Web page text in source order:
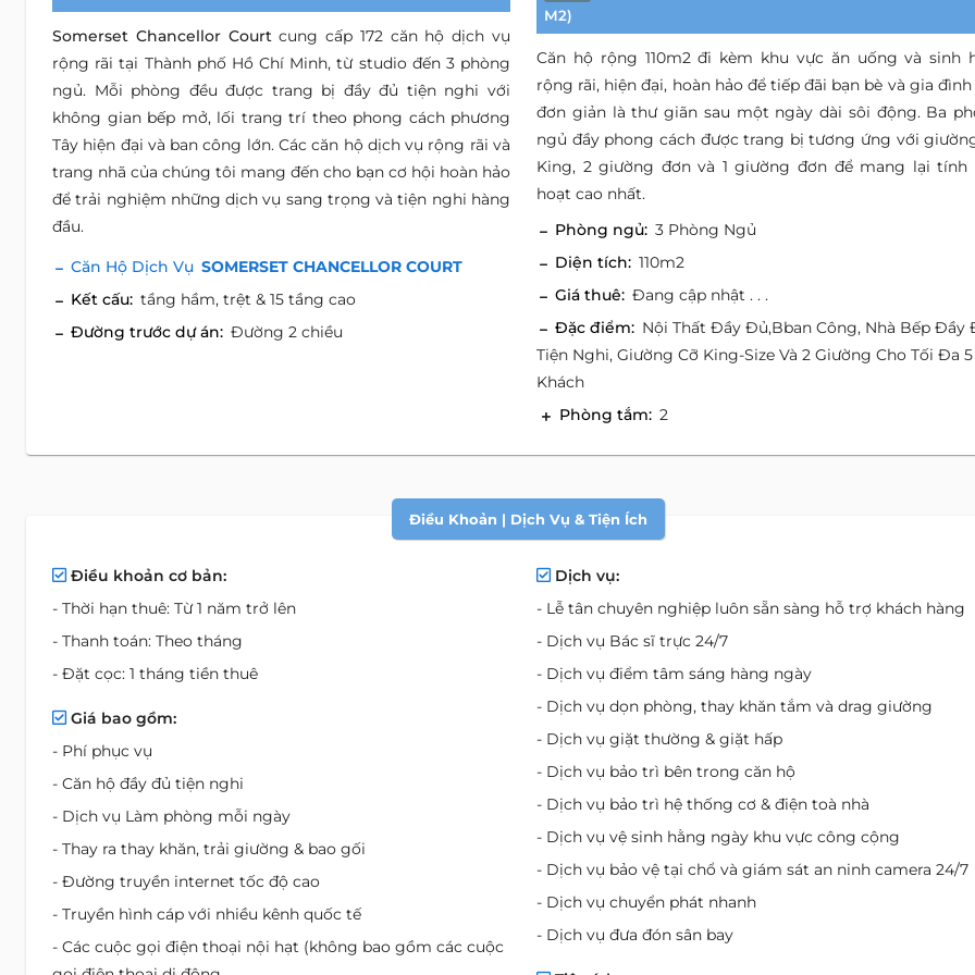
Somerset Chancellor Courtcung cấp 172 căn hộ dịch vụ
rộng rãi tại Thành phố Hồ Chí Minh, từ studio đến 3 phòng
ngủ. Mỗi phòng đều được trang bị đầy đủ tiện nghi với
không gian bếp mở, lối trang trí theo phong cách phương
Tây hiện đại và ban công lớn. Các căn hộ dịch vụ rộng rãi và
trang nhã của chúng tôi mang đến cho bạn cơ hội hoàn hảo
để trải nghiệm những dịch vụ sang trọng và tiện nghi hàng
đầu.
Căn Hộ Dịch Vụ SOMERSET CHANCELLOR COURT
Kết cấu: tầng hầm, trệt & 15 tầng cao
Đường trước dự án: Đường 2 chiều
M2)
Căn hộ rộng 110m2 đi kèm khu vực ăn uống và sinh
rộng rãi, hiện đại, hoàn hảo để tiếp đãi bạn bè và gia đình
đơn giản là thư giãn sau một ngày dài sôi động. Ba
ngủ đầy phong cách được trang bị tương ứng với
King, 2 giường đơn và 1 giường đơn để mang lại tính
hoạt cao nhất.
Phòng ngủ: 3 Phòng Ngủ
Diện tích: 110m2
Giá thuê: Đang cập nhật . . .
Đặc điểm: Nội Thất Đầy Đủ,Bban Công, Nhà Bếp Đầy
Tiện Nghi, Giường Cỡ King-Size Và 2 Giường Cho Tối Đa 5
Khách
Phòng tắm: 2
Điều Khoản | Dịch Vụ & Tiện Ích
Điều khoản cơ bản:
- Thời hạn thuê: Từ 1 năm trở lên
- Thanh toán: Theo tháng
- Đặt cọc: 1 tháng tiền thuê
Giá bao gồm:
- Phí phục vụ
- Căn hộ đầy đủ tiện nghi
- Dịch vụ Làm phòng mỗi ngày
- Thay ra thay khăn, trải giường & bao gối
- Đường truyền internet tốc độ cao
- Truyền hình cáp với nhiều kênh quốc tế
- Các cuộc gọi điện thoại nội hạt (không bao gồm các cuộc
Dịch vụ:
- Lễ tân chuyên nghiệp luôn sẵn sàng hỗ trợ khách hàng
- Dịch vụ Bác sĩ trực 24/7
- Dịch vụ điểm tâm sáng hàng ngày
- Dịch vụ dọn phòng, thay khăn tắm và drag giường
- Dịch vụ giặt thường & giặt hấp
- Dịch vụ bảo trì bên trong căn hộ
- Dịch vụ bảo trì hệ thống cơ & điện toà nhà
- Dịch vụ vệ sinh hằng ngày khu vực công cộng
- Dịch vụ bảo vệ tại chổ và giám sát an ninh camera 24/7
- Dịch vụ chuyển phát nhanh
- Dịch vụ đưa đón sân bay